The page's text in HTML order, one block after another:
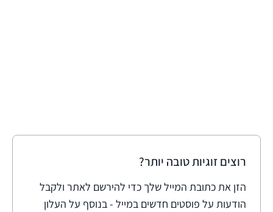
רוצים זוגיות טובה יותר?
הזן את כתובת המייל שלך כדי להירשם לאתר ולקבל
הודעות על פוסטים חדשים במייל - בנוסף על העלון